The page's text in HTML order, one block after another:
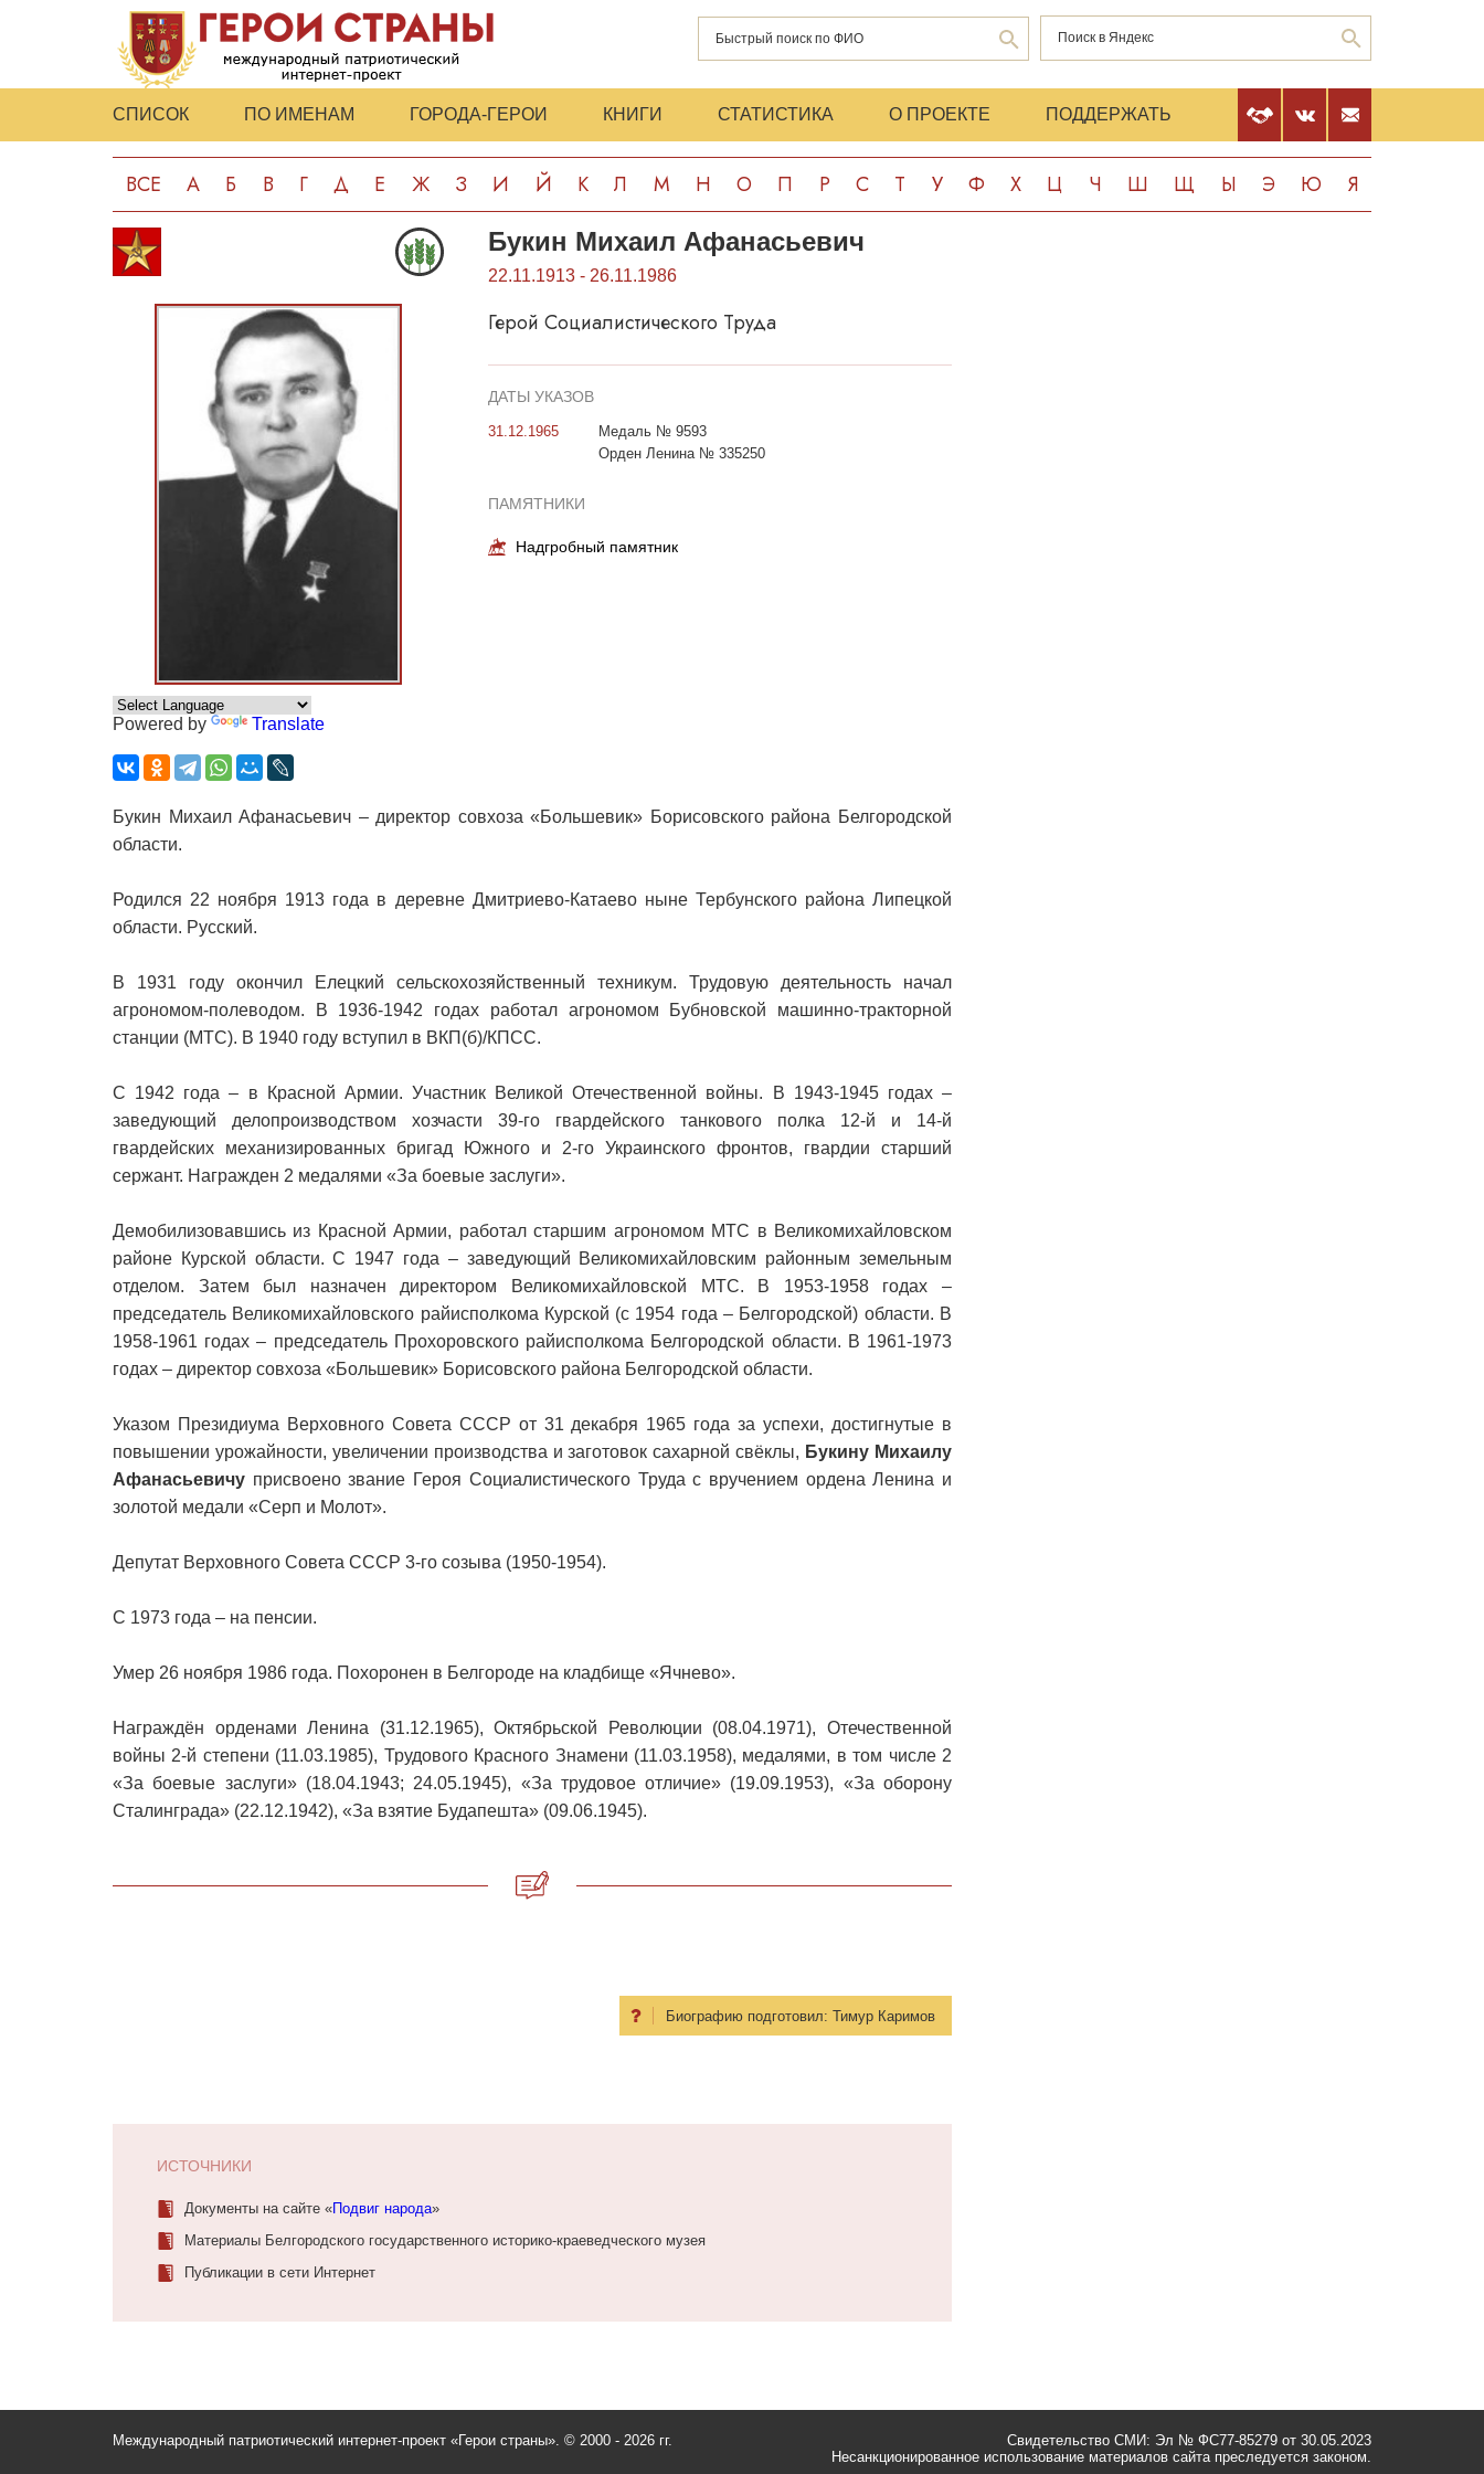
СПИСОК ПО ИМЕНАМ ГОРОДА-ГЕРОИ КНИГИ СТАТИСТИКА О ПРОЕКТЕ ПОДДЕРЖАТЬ
ВСЕ А Б В Г Д Е Ж З И Й К Л М Н О П Р С Т У Ф Х Ц Ч Ш Щ Ы Э Ю Я
Powered by Translate
Букин Михаил Афанасьевич
22.11.1913 - 26.11.1986
Герой Социалистического Труда
ДАТЫ УКАЗОВ
31.12.1965
Медаль № 9593
Орден Ленина № 335250
ПАМЯТНИКИ
Надгробный памятник
Букин Михаил Афанасьевич – директор совхоза «Большевик» Борисовского района Белгородской
области.
Родился 22 ноября 1913 года в деревне Дмитриево-Катаево ныне Тербунского района Липецкой
области. Русский.
В 1931 году окончил Елецкий сельскохозяйственный техникум. Трудовую деятельность начал
агрономом-полеводом. В 1936-1942 годах работал агрономом Бубновской машинно-тракторной
станции (МТС). В 1940 году вступил в ВКП(б)/КПСС.
С 1942 года – в Красной Армии. Участник Великой Отечественной войны. В 1943-1945 годах –
заведующий делопроизводством хозчасти 39-го гвардейского танкового полка 12-й и 14-й
гвардейских механизированных бригад Южного и 2-го Украинского фронтов, гвардии старший
сержант. Награжден 2 медалями «За боевые заслуги».
Демобилизовавшись из Красной Армии, работал старшим агрономом МТС в Великомихайловском
районе Курской области. С 1947 года – заведующий Великомихайловским районным земельным
отделом. Затем был назначен директором Великомихайловской МТС. В 1953-1958 годах –
председатель Великомихайловского райисполкома Курской (с 1954 года – Белгородской) области. В
1958-1961 годах – председатель Прохоровского райисполкома Белгородской области. В 1961-1973
годах – директор совхоза «Большевик» Борисовского района Белгородской области.
Указом Президиума Верховного Совета СССР от 31 декабря 1965 года за успехи, достигнутые в
повышении урожайности, увеличении производства и заготовок сахарной свёклы, Букину Михаилу
Афанасьевичу присвоено звание Героя Социалистического Труда с вручением ордена Ленина и
золотой медали «Серп и Молот».
Депутат Верховного Совета СССР 3-го созыва (1950-1954).
С 1973 года – на пенсии.
Умер 26 ноября 1986 года. Похоронен в Белгороде на кладбище «Ячнево».
Награждён орденами Ленина (31.12.1965), Октябрьской Революции (08.04.1971), Отечественной
войны 2-й степени (11.03.1985), Трудового Красного Знамени (11.03.1958), медалями, в том числе 2
«За боевые заслуги» (18.04.1943; 24.05.1945), «За трудовое отличие» (19.09.1953), «За оборону
Сталинграда» (22.12.1942), «За взятие Будапешта» (09.06.1945).
Биографию подготовил: Тимур Каримов
ИСТОЧНИКИ
Документы на сайте «Подвиг народа»
Материалы Белгородского государственного историко-краеведческого музея
Публикации в сети Интернет
Международный патриотический интернет-проект «Герои страны». © 2000 - 2026 гг.
Свидетельство СМИ: Эл № ФС77-85279 от 30.05.2023
Несанкционированное использование материалов сайта преследуется законом.